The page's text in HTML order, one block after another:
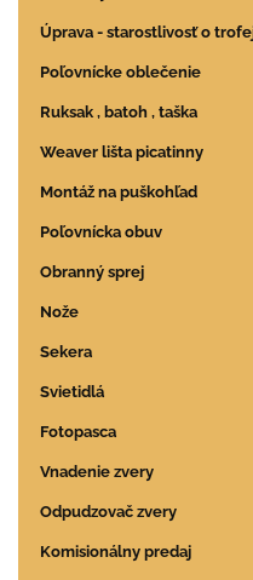
Úprava - starostlivosť o
Poľovnícke oblečenie
Ruksak , batoh , taška
Weaver lišta picatinny
Montáž na puškohľad
Poľovnícka obuv
Obranný sprej
Nože
Sekera
Svietidlá
Fotopasca
Vnadenie zvery
Odpudzovač zvery
Komisionálny predaj